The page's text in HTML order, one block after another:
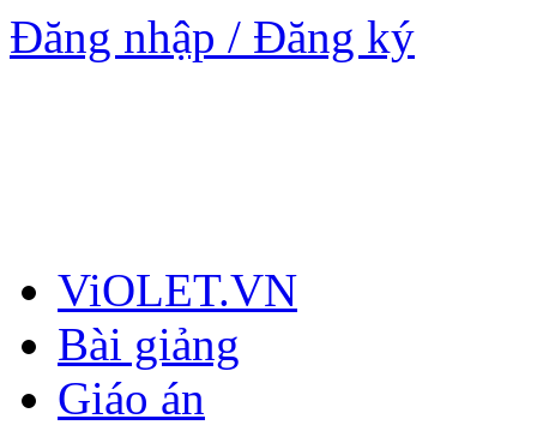
Đăng nhập / Đăng ký
ViOLET.VN
Bài giảng
Giáo án